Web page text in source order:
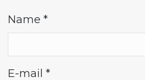
Name*
E-mail*